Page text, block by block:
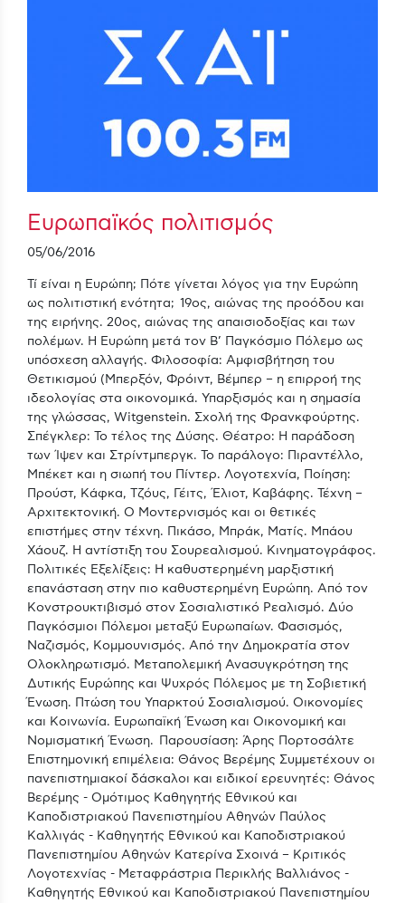
Ευρωπαϊκός πολιτισμός
05/06/2016
Τί είναι η Ευρώπη; Πότε γίνεται λόγος για την Ευρώπη
ως πολιτιστική ενότητα; 19ος, αιώνας της προόδου και
της ειρήνης. 20ος, αιώνας της απαισιοδοξίας και των
πολέμων. Η Ευρώπη μετά τον Β’ Παγκόσμιο Πόλεμο ως
υπόσχεση αλλαγής. Φιλοσοφία: Αμφισβήτηση του
Θετικισμού (Μπερξόν, Φρόιντ, Βέμπερ – η επιρροή της
ιδεολογίας στα οικονομικά. Υπαρξισμός και η σημασία
της γλώσσας, Witgenstein. Σχολή της Φρανκφούρτης.
Σπέγκλερ: Το τέλος της Δύσης. Θέατρο: Η παράδοση
των Ίψεν και Στρίντμπεργκ. Το παράλογο: Πιραντέλλο,
Μπέκετ και η σιωπή του Πίντερ. Λογοτεχνία, Ποίηση:
Προύστ, Κάφκα, Τζόυς, Γέιτς, Έλιοτ, Καβάφης. Τέχνη –
Αρχιτεκτονική. Ο Μοντερνισμός και οι θετικές
επιστήμες στην τέχνη. Πικάσο, Μπράκ, Ματίς. Μπάου
Χάουζ. Η αντίστιξη του Σουρεαλισμού. Κινηματογράφος.
Πολιτικές Εξελίξεις: Η καθυστερημένη μαρξιστική
επανάσταση στην πιο καθυστερημένη Ευρώπη. Από τον
Κονστρουκτιβισμό στον Σοσιαλιστικό Ρεαλισμό. Δύο
Παγκόσμιοι Πόλεμοι μεταξύ Ευρωπαίων. Φασισμός,
Ναζισμός, Κομμουνισμός. Από την Δημοκρατία στον
Ολοκληρωτισμό. Μεταπολεμική Ανασυγκρότηση της
Δυτικής Ευρώπης και Ψυχρός Πόλεμος με τη Σοβιετική
Ένωση. Πτώση του Υπαρκτού Σοσιαλισμού. Οικονομίες
και Κοινωνία. Ευρωπαϊκή Ένωση και Οικονομική και
Νομισματική Ένωση. Παρουσίαση: Άρης Πορτοσάλτε
Επιστημονική επιμέλεια: Θάνος Βερέμης Συμμετέχουν οι
πανεπιστημιακοί δάσκαλοι και ειδικοί ερευνητές: Θάνος
Βερέμης - Ομότιμος Καθηγητής Εθνικού και
Καποδιστριακού Πανεπιστημίου Αθηνών Παύλος
Καλλιγάς - Καθηγητής Εθνικού και Καποδιστριακού
Πανεπιστημίου Αθηνών Κατερίνα Σχοινά – Κριτικός
Λογοτεχνίας - Μεταφράστρια Περικλής Βαλλιάνος -
Καθηγητής Εθνικού και Καποδιστριακού Πανεπιστημίου